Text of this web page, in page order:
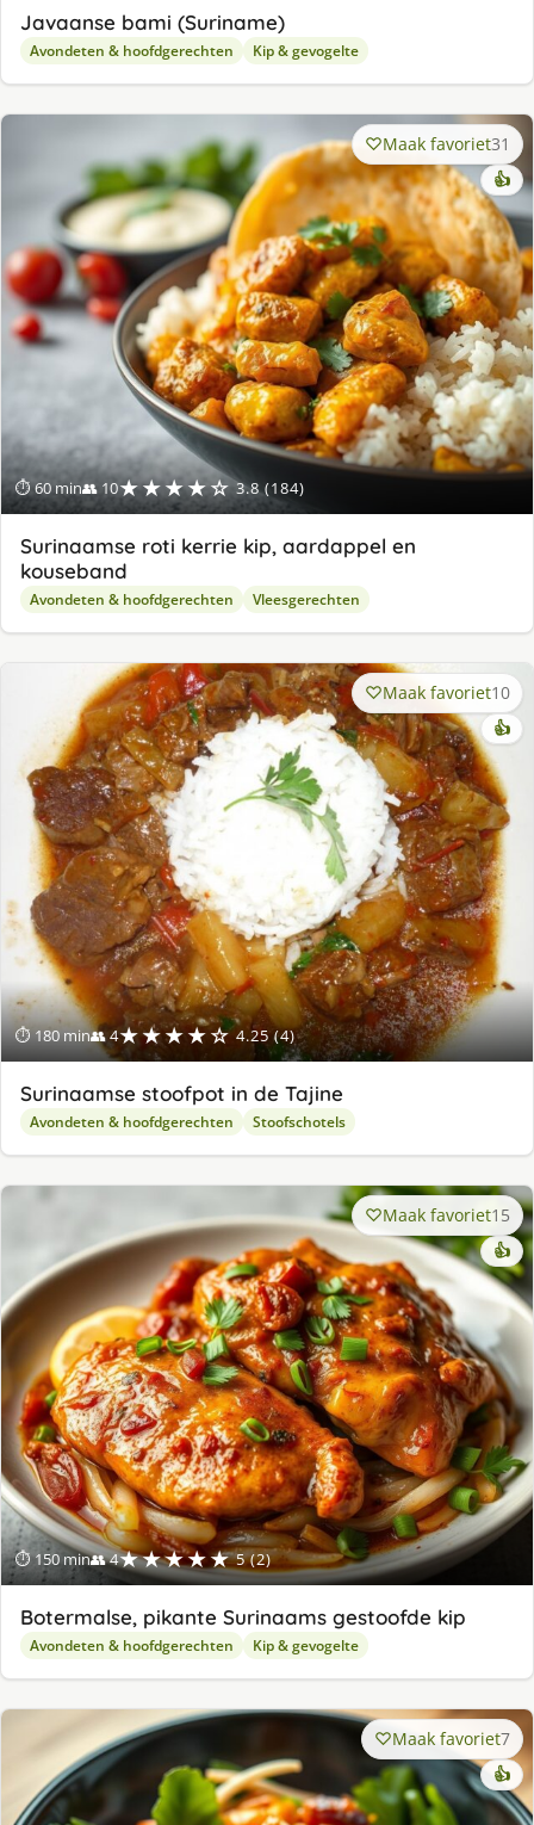
Javaanse bami (Suriname)
Avondeten & hoofdgerechten Kip & gevogelte
⏱ 60 min👥 10★★★★☆ 3.8 (184)
Maak favoriet31
👍
Surinaamse roti kerrie kip, aardappel en
kouseband
Avondeten & hoofdgerechten Vleesgerechten
⏱ 180 min👥 4★★★★☆ 4.25 (4)
Maak favoriet10
👍
Surinaamse stoofpot in de Tajine
Avondeten & hoofdgerechten Stoofschotels
⏱ 150 min👥 4★★★★★ 5 (2)
Maak favoriet15
👍
Botermalse, pikante Surinaams gestoofde kip
Avondeten & hoofdgerechten Kip & gevogelte
Maak favoriet7
👍